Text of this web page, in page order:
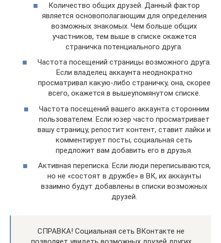
Количество общих друзей. Данный фактор
является основополагающим для определения
возможных знакомых. Чем больше общих
участников, тем выше в списке окажется
страничка потенциального друга.
Частота посещений страницы возможного друга.
Если владелец аккаунта неоднократно
просматривал какую-либо страничку, она, скорее
всего, окажется в вышеупомянутом списке.
Частота посещений вашего аккаунта сторонним
пользователем. Если юзер часто просматривает
вашу страницу, репостит контент, ставит лайки и
комментирует посты, социальная сеть
предложит вам добавить его в друзья.
Активная переписка. Если люди переписываются,
но не «состоят в дружбе» в ВК, их аккаунты
взаимно будут добавлены в списки возможных
друзей.
СПРАВКА! Социальная сеть ВКонтакте не